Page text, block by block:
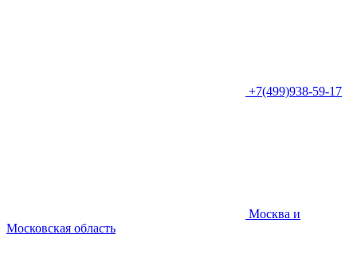
+7(499)938-59-17
Москва и
Московская область